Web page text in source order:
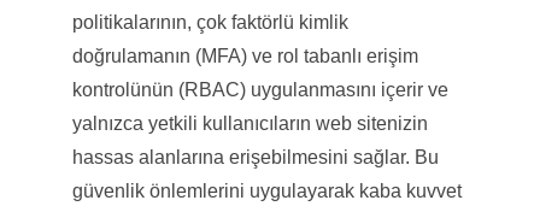
politikalarının, çok faktörlü kimlik
doğrulamanın (MFA) ve rol tabanlı erişim
kontrolünün (RBAC) uygulanmasını içerir ve
yalnızca yetkili kullanıcıların web sitenizin
hassas alanlarına erişebilmesini sağlar. Bu
güvenlik önlemlerini uygulayarak kaba kuvvet